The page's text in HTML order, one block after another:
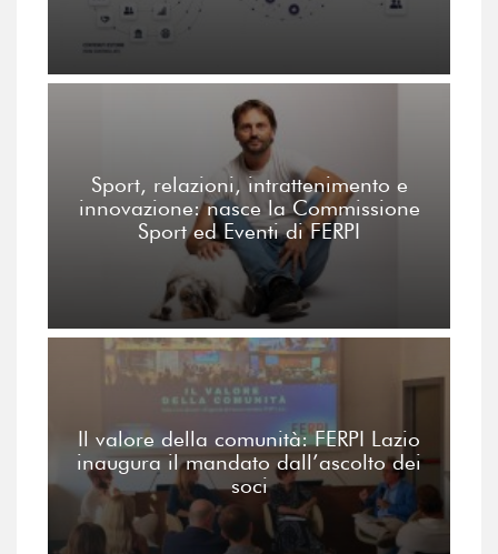
Sport, relazioni, intrattenimento e
innovazione: nasce la Commissione
Sport ed Eventi di FERPI
Il valore della comunità: FERPI Lazio
inaugura il mandato dall’ascolto dei
soci